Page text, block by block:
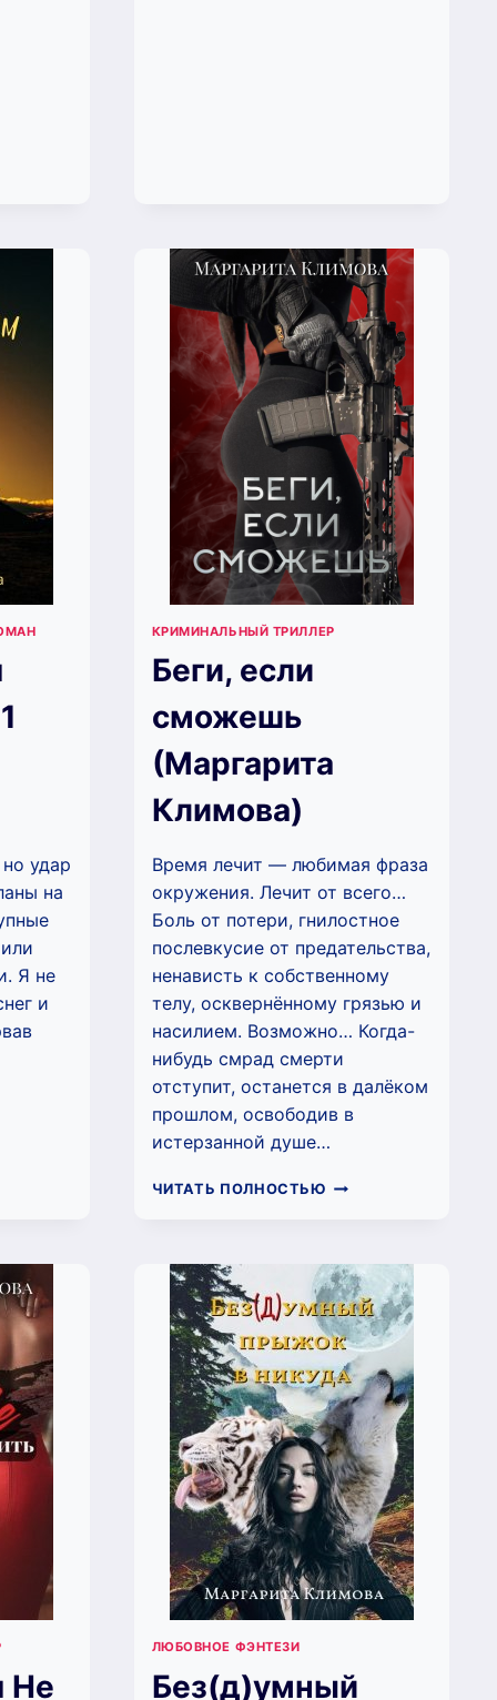
удар
на
Я не
и
КРИМИНАЛЬНЫЙ ТРИЛЛЕР
Беги, если
сможешь
(Маргарита
Климова)
Время лечит — любимая фраза
окружения. Лечит от всего…
Боль от потери, гнилостное
послевкусие от предательства,
ненависть к собственному
телу, осквернённому грязью и
насилием. Возможно… Когда-
нибудь смрад смерти
отступит, останется в далёком
прошлом, освободив в
истерзанной душе…
ЧИТАТЬ ПОЛНОСТЬЮ БЕГИ,
КЛИМОВА)
Не
ЛЮБОВНОЕ ФЭНТЕЗИ
Без(д)умный